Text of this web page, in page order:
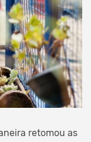
retomou as